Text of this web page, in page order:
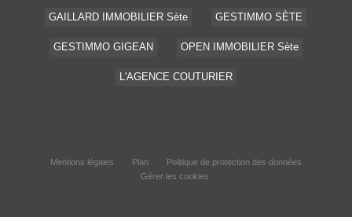
GAILLARD IMMOBILIER Sète GESTIMMO SÈTE
GESTIMMO GIGEAN OPEN IMMOBILIER Sète
L'AGENCE COUTURIER
Mentions légales Plan
Politique de protection des données
Gérer les cookies